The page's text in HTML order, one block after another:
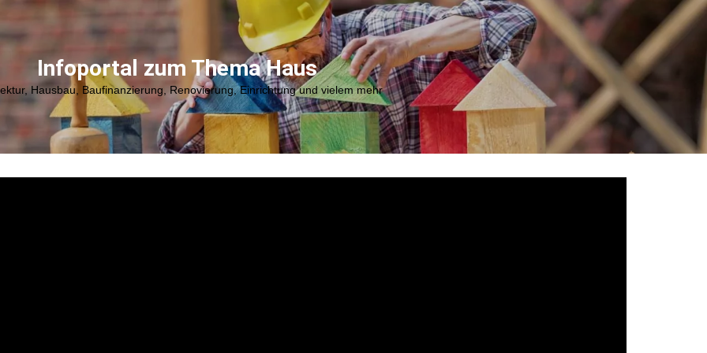
Infoportal zum Thema Haus
Hausbau, Baufinanzierung, Renovierung, Einrichtung und vielem mehr